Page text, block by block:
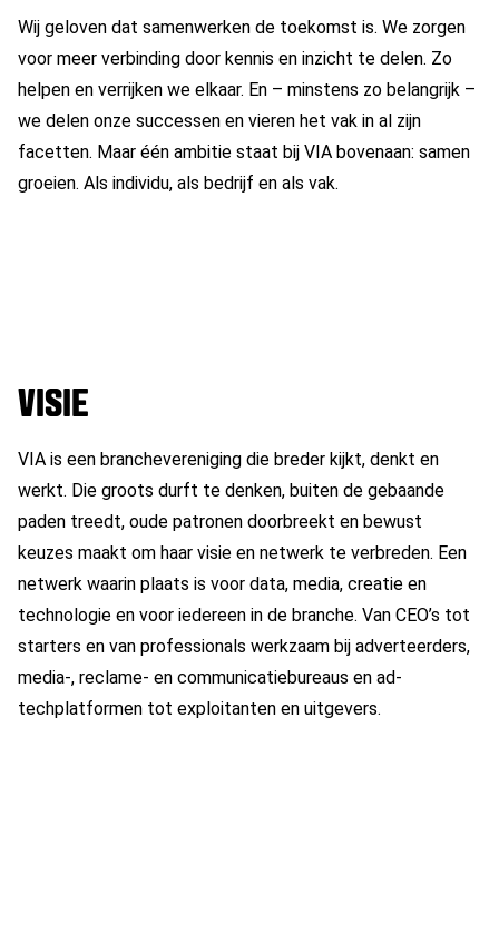
Wij geloven dat samenwerken de toekomst is. We zorgen
voor meer verbinding door kennis en inzicht te delen. Zo
helpen en verrijken we elkaar. En – minstens zo belangrijk –
we delen onze successen en vieren het vak in al zijn
facetten. Maar één ambitie staat bij VIA bovenaan: samen
groeien. Als individu, als bedrijf en als vak.
VISIE
VIA is een branchevereniging die breder kijkt, denkt en
werkt. Die groots durft te denken, buiten de gebaande
paden treedt, oude patronen doorbreekt en bewust
keuzes maakt om haar visie en netwerk te verbreden. Een
netwerk waarin plaats is voor data, media, creatie en
technologie en voor iedereen in de branche. Van CEO’s tot
starters en van professionals werkzaam bij adverteerders,
media-, reclame- en communicatiebureaus en ad-
techplatformen tot exploitanten en uitgevers.